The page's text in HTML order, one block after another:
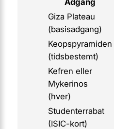
Adgang
Giza Plateau
(basisadgang)
Keopspyramiden
(tidsbestemt)
Kefren eller
Mykerinos
(hver)
Studenterrabat
(ISIC-kort)